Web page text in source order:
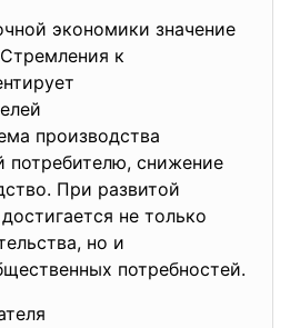
экономики значение
к
производства
потребителю, снижение
При развитой
не только
но и
потребностей.